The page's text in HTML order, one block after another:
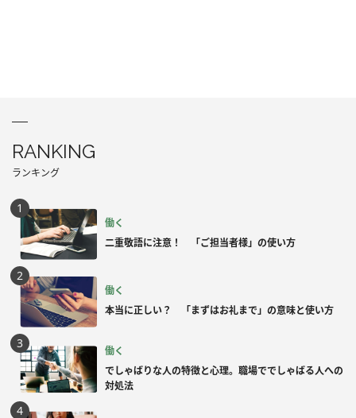
RANKING
ランキング
働く
二重敬語に注意！ 「ご担当者様」の使い方
働く
本当に正しい？ 「まずはお礼まで」の意味と使い方
働く
でしゃばりな人の特徴と心理。職場ででしゃばる人への
対処法